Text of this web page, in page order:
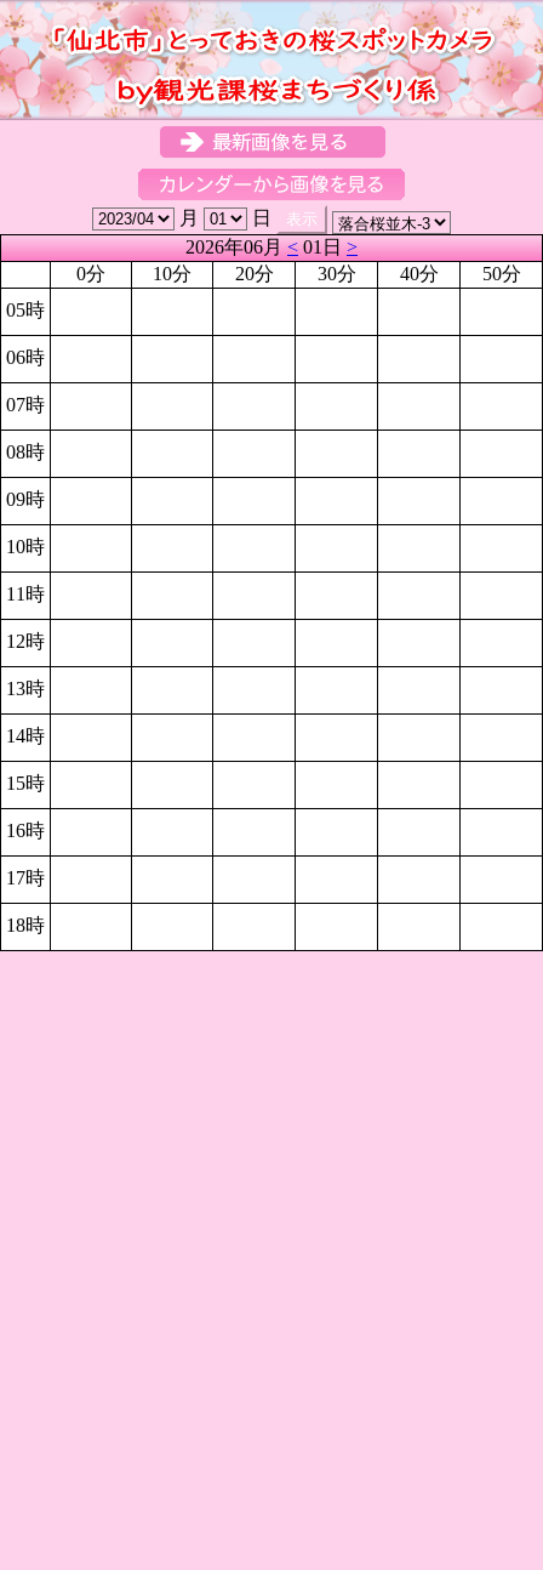
月
日
2026年06月<01日>
0分
10分 20分 30分 40分
50分
05時
06時
07時
08時
09時
10時
11時
12時
13時
14時
15時
16時
17時
18時